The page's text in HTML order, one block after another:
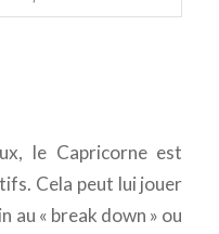
le Capricorne est
Cela peut lui jouer
au « break down » ou